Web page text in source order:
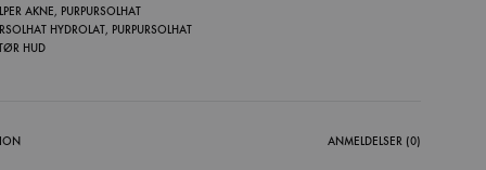
AKNE, PURPURSOLHAT
HYDROLAT, PURPURSOLHAT
HUD
ANMELDELSER (0)